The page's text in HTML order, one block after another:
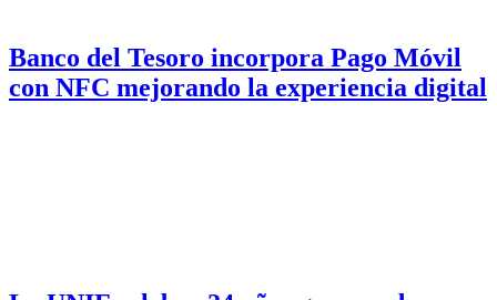
Banco del Tesoro incorpora Pago Móvil
con NFC mejorando la experiencia digital